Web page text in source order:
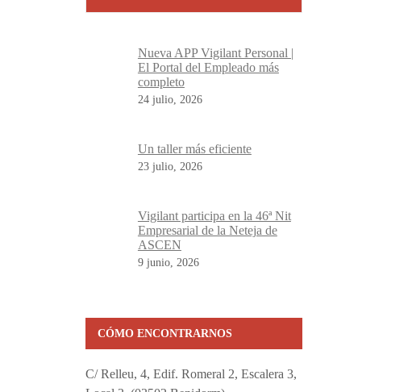
Nueva APP Vigilant Personal |
El Portal del Empleado más
completo
24 julio, 2026
Un taller más eficiente
23 julio, 2026
Vigilant participa en la 46ª Nit
Empresarial de la Neteja de
ASCEN
9 junio, 2026
CÓMO ENCONTRARNOS
C/ Relleu, 4, Edif. Romeral 2, Escalera 3,